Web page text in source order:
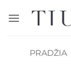
PRADŽIA